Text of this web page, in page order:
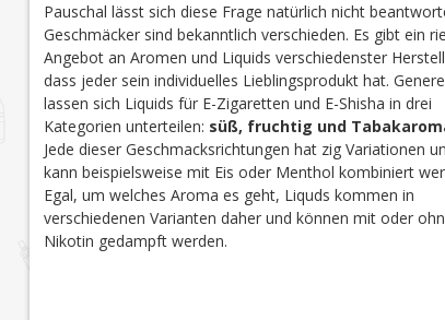
Pauschal lässt sich diese Frage natürlich nicht
Geschmäcker sind bekanntlich verschieden. Es gibt ein
Angebot an Aromen und Liquids verschiedenster
dass jeder sein individuelles Lieblingsprodukt hat.
lassen sich Liquids für E-Zigaretten und E-Shisha in drei
Kategorien unterteilen: süß, fruchtig und
Jede dieser Geschmacksrichtungen hat zig Variationen
kann beispielsweise mit Eis oder Menthol kombiniert
Egal, um welches Aroma es geht, Liquds kommen in
verschiedenen Varianten daher und können mit oder
Nikotin gedampft werden.